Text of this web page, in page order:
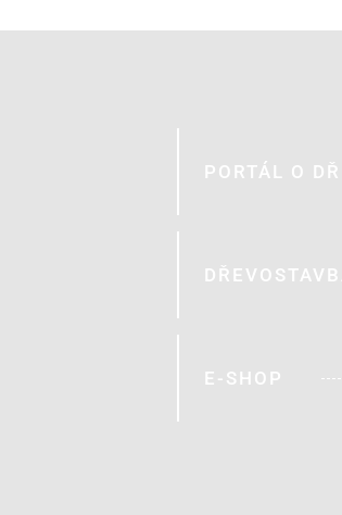
PORTÁL O
E-SHOP